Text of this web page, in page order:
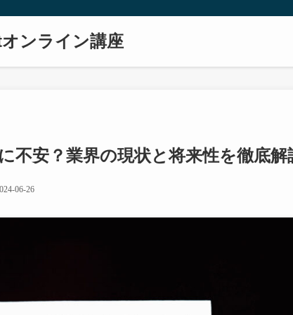
ンライン講座
不安？業界の現状と将来性を徹底解
06-26